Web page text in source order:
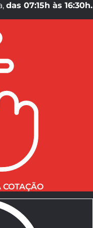
das 07:15h às 16:30h.
COTAÇÃO